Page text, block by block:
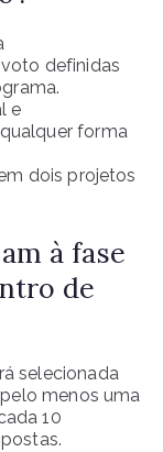
definidas
e
forma
dois projetos
à fase
de
selecionada
menos uma
10